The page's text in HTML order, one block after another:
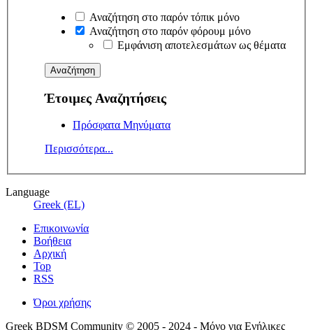
Αναζήτηση στο παρόν τόπικ μόνο
Αναζήτηση στο παρόν φόρουμ μόνο
Εμφάνιση αποτελεσμάτων ως θέματα
Έτοιμες Αναζητήσεις
Πρόσφατα Μηνύματα
Περισσότερα...
Language
Greek (EL)
Επικοινωνία
Βοήθεια
Αρχική
Top
RSS
Όροι χρήσης
Greek BDSM Community © 2005 - 2024 - Μόνο για Ενήλικες